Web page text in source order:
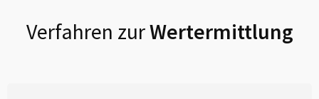
Verfahren zurWertermittlung